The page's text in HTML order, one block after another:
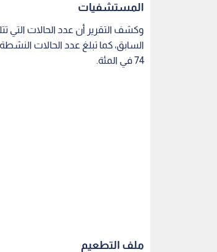
المستشفيات
74 في المئة.
ملف التطعيم